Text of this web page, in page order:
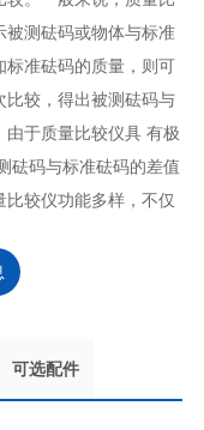
被测砝码或物体与标准
标准砝码的质量，则可
比较，得出被测砝码与
于质量比较仪具 有极
砝码与标准砝码的差值
较仪功能多样，不仅
可选配件